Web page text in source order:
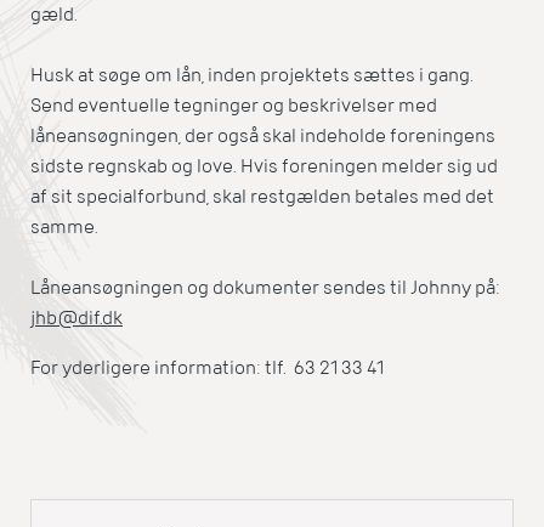
gæld.
Husk at søge om lån, inden projektets sættes i gang.
Send eventuelle tegninger og beskrivelser med
låneansøgningen, der også skal indeholde foreningens
sidste regnskab og love. Hvis foreningen melder sig ud
af sit specialforbund, skal restgælden betales med det
samme.
Låneansøgningen og dokumenter sendes til Johnny på:
jhb@dif.dk
For yderligere information: tlf. 63 21 33 41